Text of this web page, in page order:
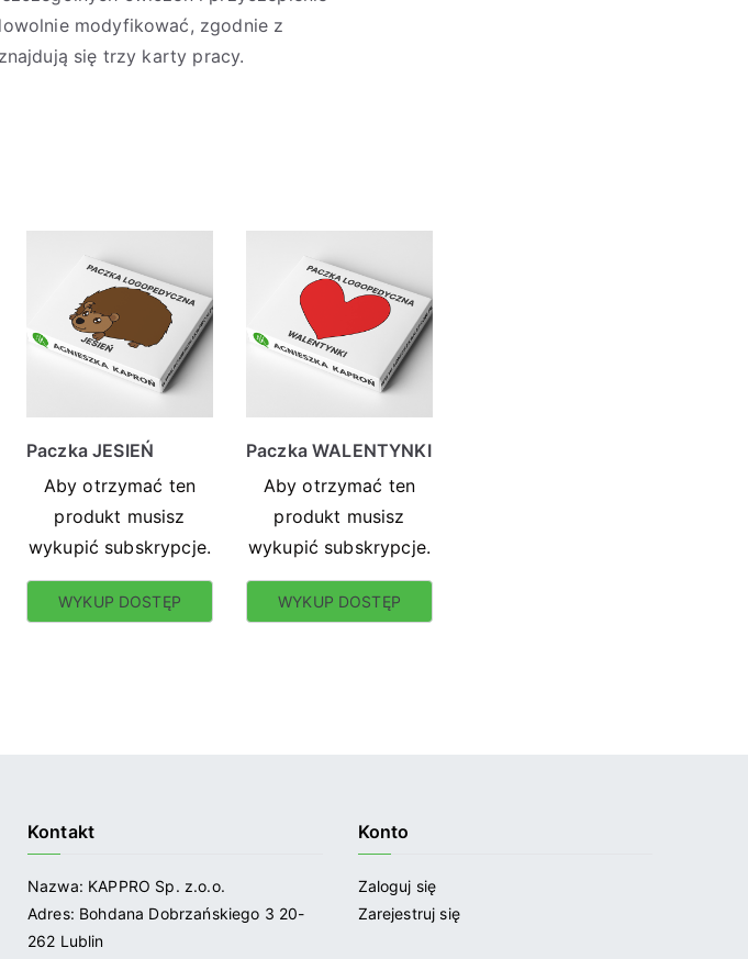
modyfikować, zgodnie z
się trzy karty pracy.
Paczka JESIEŃ
Aby otrzymać ten
produkt musisz
wykupić subskrypcje.
WYKUP DOSTĘP
Paczka WALENTYNKI
Aby otrzymać ten
produkt musisz
wykupić subskrypcje.
WYKUP DOSTĘP
Kontakt
Nazwa: KAPPRO Sp. z.o.o.
Adres: Bohdana Dobrzańskiego 3 20-
262 Lublin
Konto
Zaloguj się
Zarejestruj się